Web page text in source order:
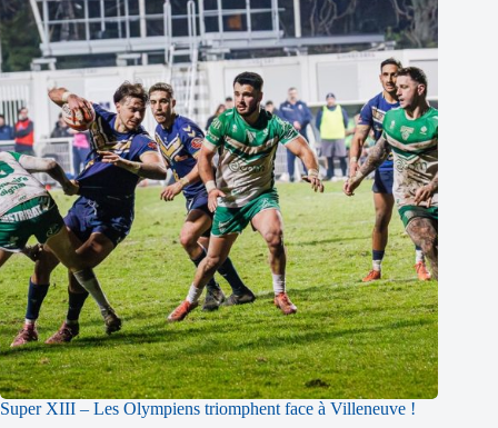
Super XIII – Les Olympiens triomphent face à Villeneuve !